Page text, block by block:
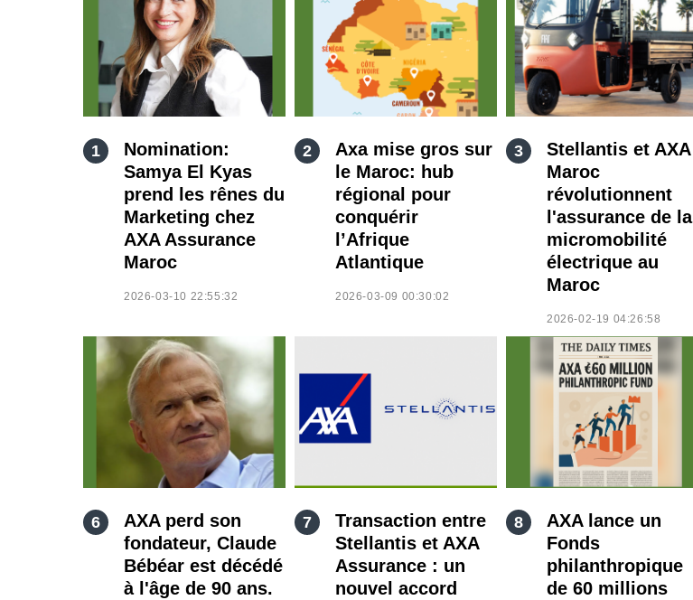
Nomination:
Samya El Kyas
prend les rênes du
Marketing chez
AXA Assurance
Maroc
2026-03-10 22:55:32
Axa mise gros sur
le Maroc: hub
régional pour
conquérir
l’Afrique
Atlantique
2026-03-09 00:30:02
Stellantis et AXA
Maroc
révolutionnent
l'assurance de la
micromobilité
électrique au
Maroc
2026-02-19 04:26:58
AXA perd son
fondateur, Claude
Bébéar est décédé
à l'âge de 90 ans.
Transaction entre
Stellantis et AXA
Assurance : un
nouvel accord
AXA lance un
Fonds
philanthropique
de 60 millions